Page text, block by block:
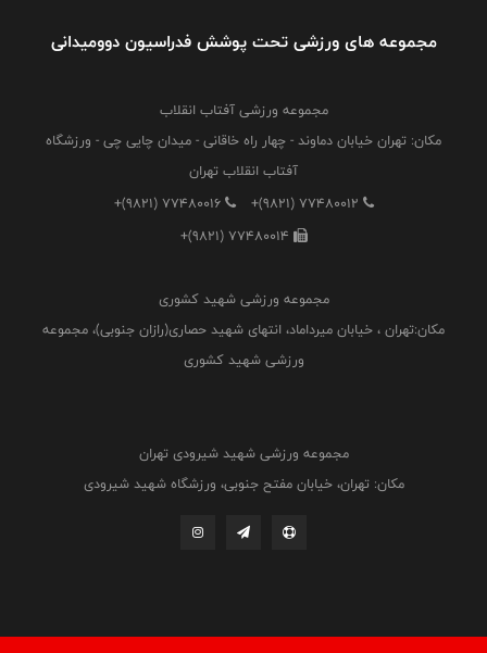
مجموعه های ورزشی تحت پوشش فدراسیون دوومیدانی
مجموعه ورزشی آفتاب انقلاب
مکان: تهران خیابان دماوند - چهار راه خاقانی - میدان چایی چی - ورزشگاه
آفتاب انقلاب تهران
+(9821) 77480012
+(9821) 77480016
+(9821) 77480014
مجموعه ورزشی شهید کشوری
مکان:تهران ، خیابان میرداماد، انتهای شهید حصاری(رازان جنوبی)، مجموعه
ورزشی شهید کشوری
مجموعه ورزشی شهید شیرودی تهران
مکان: تهران، خیابان مفتح جنوبی، ورزشگاه شهید شیرودی